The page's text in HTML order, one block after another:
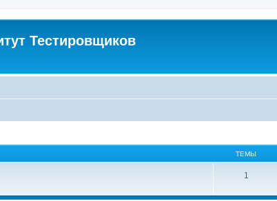
Тестировщиков
ТЕМЫ
1